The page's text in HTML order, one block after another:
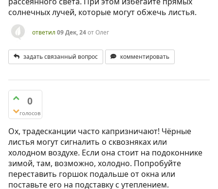
солнечных лучей, которые могут обжечь листья.
ответил 09 Дек, 24отОлег
задать связанный вопрос комментировать
0
голосов
Ох, традесканции часто капризничают! Чёрные
листья могут сигналить о сквозняках или
холодном воздухе. Если она стоит на подоконнике
зимой, там, возможно, холодно. Попробуйте
переставить горшок подальше от окна или
поставьте его на подставку с утеплением.